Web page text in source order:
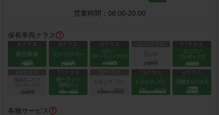
営業時間： 08:00-20:00
保有車両クラス
各種サービス